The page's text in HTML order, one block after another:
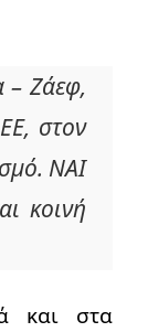
– Ζάεφ,
στον
ΝΑΙ
κοινή
και στα